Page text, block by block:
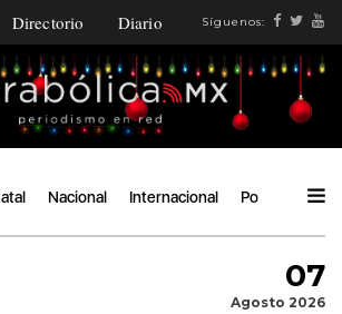
Directorio Diario Síguenos:
Nacional Internacional Política
07
Agosto 2026